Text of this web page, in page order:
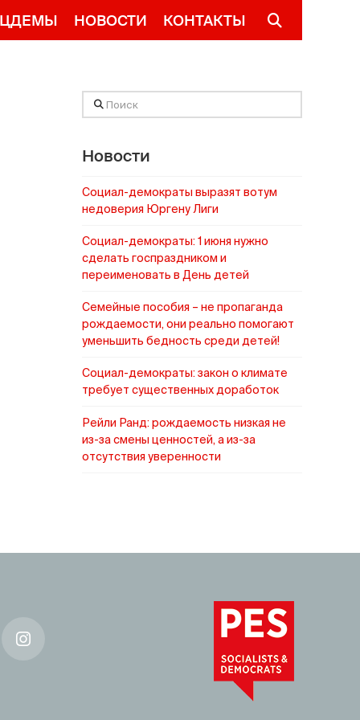
НОВОСТИ КОНТАКТЫ
Поиск
Новости
Социал-демократы выразят вотум
недоверия Юргену Лиги
Социал-демократы: 1 июня нужно
сделать госпраздником и
переименовать в День детей
Cемейные пособия – не пропаганда
рождаемости, они реально помогают
уменьшить бедность среди детей!
Социал-демократы: закон о климате
требует существенных доработок
Рейли Ранд: рождаемость низкая не
из-за смены ценностей, а из-за
отсутствия уверенности